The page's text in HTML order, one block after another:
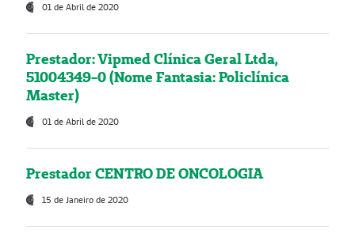
01 de Abril de 2020
Prestador: Vipmed Clínica Geral Ltda,
51004349-0 (Nome Fantasia: Policlínica
Master)
01 de Abril de 2020
Prestador CENTRO DE ONCOLOGIA
15 de Janeiro de 2020